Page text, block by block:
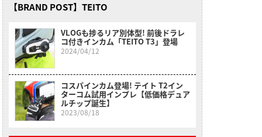
【BRAND POST】TEITO
VLOGも捗るリア別体型! 前後ドラレ
コ付きインカム「TEITO T3」登場
2024/04/12
コスパインカム登場! テイト T2イン
ターコム試用インプレ【低価格デュア
ルチップ誕生】
2023/08/18